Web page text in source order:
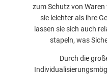
zum Schutz von
sie leichter als ihre
lassen sie sich auch
stapeln, was
Durch die